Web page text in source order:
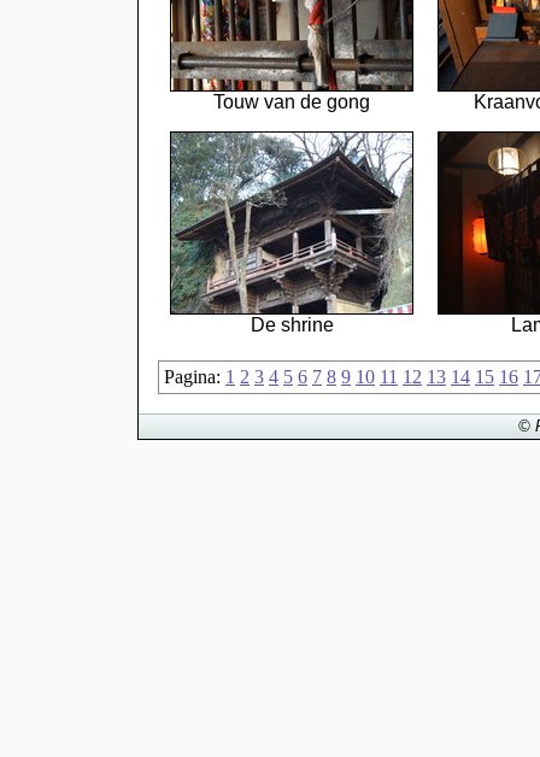
Touw van de gong
De shrine
Pagina: 1 2 3 4 5 6 7 8 9 10 11 12 13 14 15 16
©